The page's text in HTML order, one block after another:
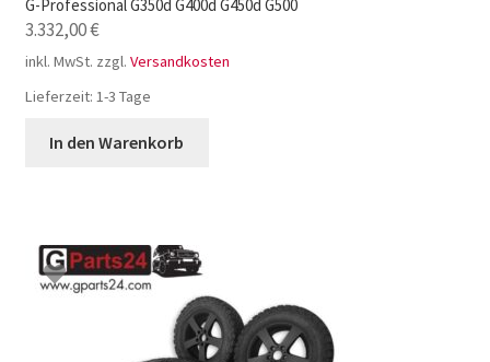
G-Professional G350d G400d G450d G500
3.332,00€
inkl. MwSt. zzgl. Versandkosten
Lieferzeit: 1-3 Tage
In den Warenkorb